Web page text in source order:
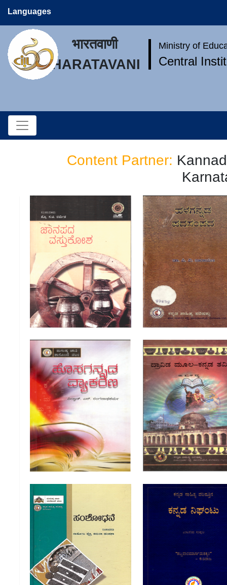
Languages
भारतवाणी
BHARATAVANI
Ministry of
Central
Content Partner:
ಜಾನಪದ ವಸ್ತುಕೋಶ |
Janapada Vastukosha
ಹಳಗನ್ನಡ ಪದಸಂಪದ
Halagannada
Padasampada
ಹೊಸಗನ್ನಡ ವ್ಯಾಕರಣ |
Hosagannada Vyakarana
ದ್ರಾವಿಡ ಮೂಲ - ಕನ್ನಡ
Dravida Moola -
Tamilu
ಸಂಶೋಧನೆ | Samshodhane
Kannada Nighantu
Kannada Sahitya
: Vol-8